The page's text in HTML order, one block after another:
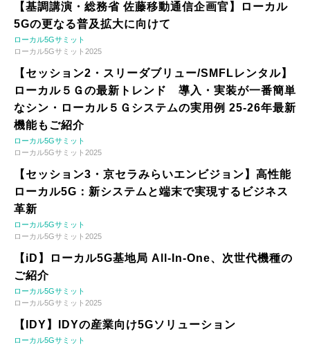
【基調講演・総務省 佐藤移動通信企画官】ローカル
5Gの更なる普及拡大に向けて
ローカル5Gサミット
ローカル5Gサミット2025
【セッション2・スリーダブリュー/SMFLレンタル】
ローカル５Ｇの最新トレンド 導入・実装が一番簡単
なシン・ローカル５Ｇシステムの実用例 25-26年最新
機能もご紹介
ローカル5Gサミット
ローカル5Gサミット2025
【セッション3・京セラみらいエンビジョン】高性能
ローカル5G：新システムと端末で実現するビジネス
革新
ローカル5Gサミット
ローカル5Gサミット2025
【iD】ローカル5G基地局 All-In-One、次世代機種の
ご紹介
ローカル5Gサミット
ローカル5Gサミット2025
【IDY】IDYの産業向け5Gソリューション
ローカル5Gサミット